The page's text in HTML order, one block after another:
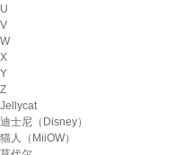
U
V
W
X
Y
Z
Jellycat
迪士尼（Disney）
猫人（MiiOW）